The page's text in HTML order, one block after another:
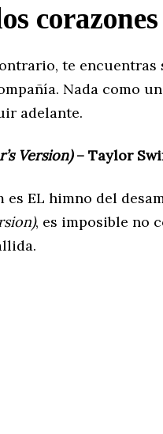
te encuentras
Nada como
adelante.
Version)– Taylor
es EL himno del
, es imposible no